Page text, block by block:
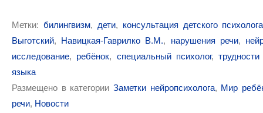
Метки: билингвизм, дети, консультация детского
Выготский, Навицкая-Гаврилко В.М., нарушения речи,
исследование, ребёнок, специальный психолог,
языка
Размещено в категории Заметки нейропсихолога, Мир
речи, Новости